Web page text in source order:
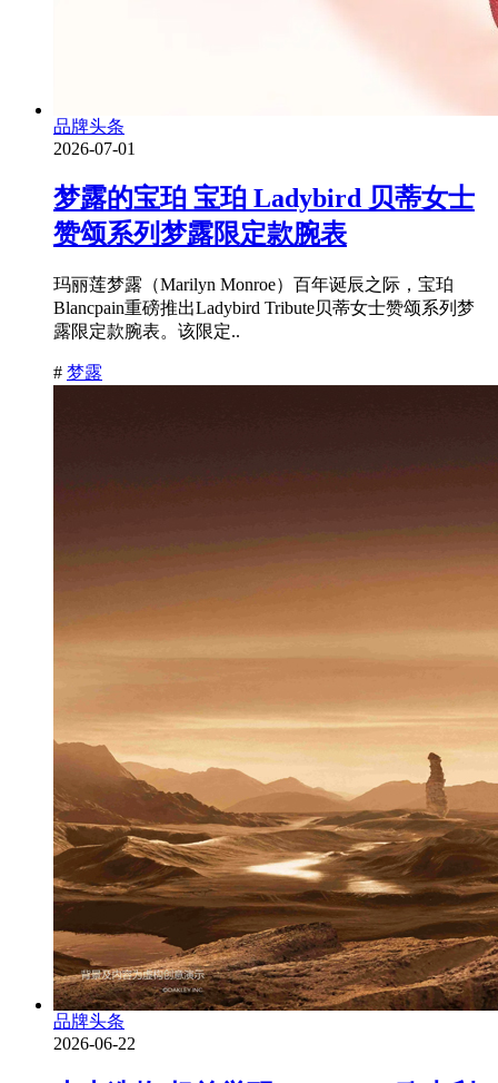
品牌头条
2026-07-01
梦露的宝珀 宝珀 Ladybird 贝蒂女士
赞颂系列梦露限定款腕表
玛丽莲梦露（Marilyn Monroe）百年诞辰之际，宝珀
Blancpain重磅推出Ladybird Tribute贝蒂女士赞颂系列梦
露限定款腕表。该限定..
# 梦露
品牌头条
2026-06-22